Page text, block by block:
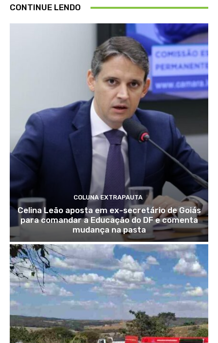
CONTINUE LENDO
COLUNA EXTRAPAUTA
Celina Leão aposta em ex-secretário de Goiás
para comandar a Educação do DF e comenta
mudança na pasta